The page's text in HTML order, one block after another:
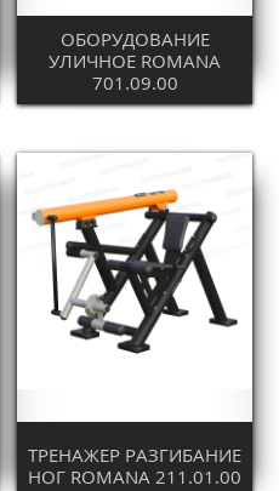
ОБОРУДОВАНИЕ
УЛИЧНОЕ ROMANA
701.09.00
ТРЕНАЖЕР РАЗГИБАНИЕ
НОГ ROMANA 211.01.00